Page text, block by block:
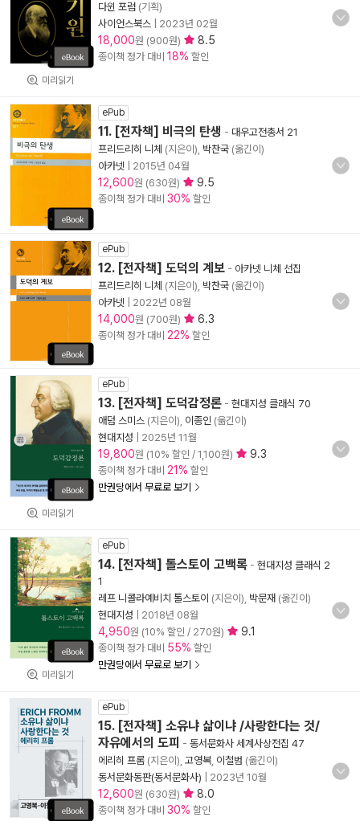
미리읽기
다윈 포럼 (기획)
사이언스북스
2023년 02월
18,000원 (900원) 8.5
종이책 정가 대비 18% 할인
ePub
11. [전자책] 비극의 탄생 - 대우고전총서 21
프리드리히 니체 (지은이), 박찬국 (옮긴이)
아카넷
2015년 04월
12,600원 (630원) 9.5
종이책 정가 대비 30% 할인
ePub
12. [전자책] 도덕의 계보 - 아카넷 니체 선집
프리드리히 니체 (지은이), 박찬국 (옮긴이)
아카넷
2022년 08월
14,000원 (700원) 6.3
종이책 정가 대비 22% 할인
미리읽기
ePub
13. [전자책] 도덕감정론 - 현대지성 클래식 70
애덤 스미스 (지은이), 이종인 (옮긴이)
현대지성
2025년 11월
19,800원 (10% 할인 / 1,100원) 9.3
종이책 정가 대비 21% 할인
만권당에서 무료로 보기
미리읽기
ePub
14. [전자책] 톨스토이 고백록 - 현대지성 클래식 2
1
레프 니콜라예비치 톨스토이 (지은이), 박문재 (옮긴이)
현대지성
2018년 08월
4,950원 (10% 할인 / 270원) 9.1
종이책 정가 대비 55% 할인
만권당에서 무료로 보기
ePub
15. [전자책] 소유냐 삶이냐 /사랑한다는 것/
자유에서의 도피 - 동서문화사 세계사상전집 47
에리히 프롬 (지은이), 고영복 이철범 (옮긴이)
동서문화동판(동서문화사)
2023년 10월
12,600원 (630원) 8.0
종이책 정가 대비 30% 할인